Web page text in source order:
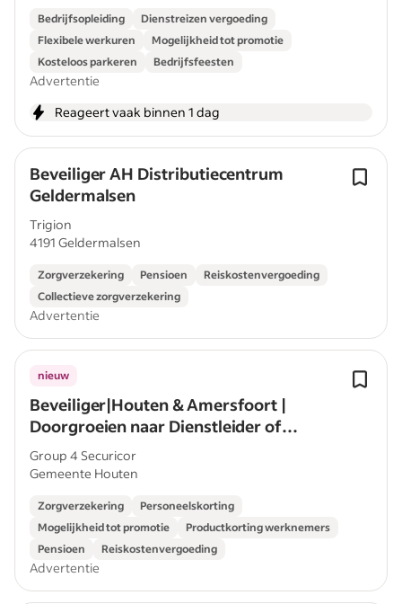
Bedrijfsopleiding
Dienstreizen vergoeding
Flexibele werkuren
Mogelijkheid tot promotie
Kosteloos parkeren
Bedrijfsfeesten
Advertentie
Reageert vaak binnen 1 dag
Beveiliger AH Distributiecentrum
Geldermalsen
Trigion
4191 Geldermalsen
Zorgverzekering Pensioen
Reiskostenvergoeding
Collectieve zorgverzekering
Advertentie
Beveiliger|Houten & Amersfoort |
Doorgroeien naar Dienstleider of
Groepsleider met opleiding
nieuw
Group 4 Securicor
Gemeente Houten
Zorgverzekering
Personeelskorting
Mogelijkheid tot promotie
Productkorting werknemers
Pensioen
Reiskostenvergoeding
Advertentie